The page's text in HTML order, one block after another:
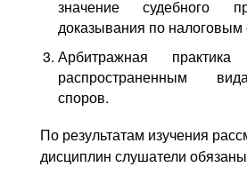
значение судебного
доказывания по налоговым
Арбитражная
распространенным
споров.
По результатам изучения
дисциплин слушатели